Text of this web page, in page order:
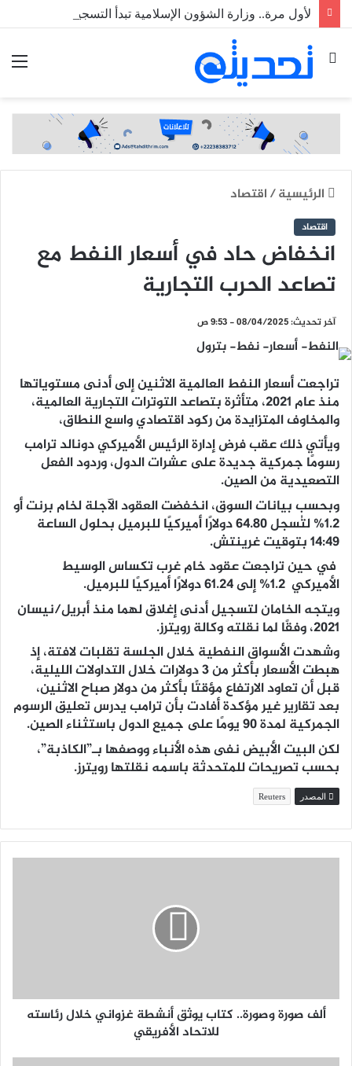
بحث
عن
الرئيسية/اقتصاد
اقتصاد
انخفاض حاد في أسعار النفط مع
تصاعد الحرب التجارية
آخر تحديث: 08/04/2025 - 9:53 ص
تراجعت أسعار النفط العالمية الاثنين إلى أدنى مستوياتها
منذ عام 2021، متأثرة بتصاعد التوترات التجارية العالمية،
والمخاوف المتزايدة من ركود اقتصادي واسع النطاق،
ويأتي ذلك عقب فرض إدارة الرئيس الأميركي دونالد ترامب
رسومًا جمركية جديدة على عشرات الدول، وردود الفعل
التصعيدية من الصين.
وبحسب بيانات السوق، انخفضت العقود الآجلة لخام برنت أو
1.2% لتُسجل 64.80 دولارًا أميركيًا للبرميل بحلول الساعة
14:49 بتوقيت غرينتش.
في حين تراجعت عقود خام غرب تكساس الوسيط
الأميركي 1.2% إلى 61.24 دولارًا أميركيًا للبرميل.
ويتجه الخامان لتسجيل أدنى إغلاق لهما منذ أبريل/نيسان
2021، وفقًا لما نقلته وكالة رويترز.
وشهدت الأسواق النفطية خلال الجلسة تقلبات لافتة، إذ
هبطت الأسعار بأكثر من 3 دولارات خلال التداولات الليلية،
قبل أن تعاود الارتفاع مؤقتًا بأكثر من دولار صباح الاثنين،
بعد تقارير غير مؤكدة أفادت بأن ترامب يدرس تعليق الرسوم
الجمركية لمدة 90 يومًا على جميع الدول باستثناء الصين.
لكن البيت الأبيض نفى هذه الأنباء ووصفها بـ”الكاذبة”،
بحسب تصريحات للمتحدثة باسمه نقلتها رويترز.
المصدر Reuters
ألف صورة وصورة.. كتاب يوثق أنشطة غزواني خلال رئاسته
للاتحاد الأفريقي